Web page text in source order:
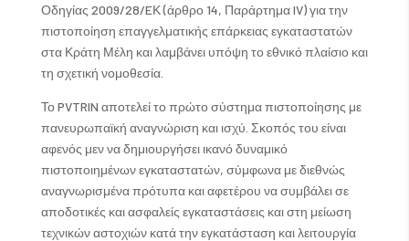
Οδηγίας 2009/28/EΚ (άρθρο 14, Παράρτημα IV) για την
πιστοποίηση επαγγελματικής επάρκειας εγκαταστατών
στα Κράτη Μέλη και λαμβάνει υπόψη το εθνικό πλαίσιο και
τη σχετική νομοθεσία.
Το PVTRIN αποτελεί το πρώτο σύστημα πιστοποίησης με
πανευρωπαϊκή αναγνώριση και ισχύ. Σκοπός του είναι
αφενός μεν να δημιουργήσει ικανό δυναμικό
πιστοποιημένων εγκαταστατών, σύμφωνα με διεθνώς
αναγνωρισμένα πρότυπα και αφετέρου να συμβάλει σε
αποδοτικές και ασφαλείς εγκαταστάσεις και στη μείωση
τεχνικών αστοχιών κατά την εγκατάσταση και λειτουργία